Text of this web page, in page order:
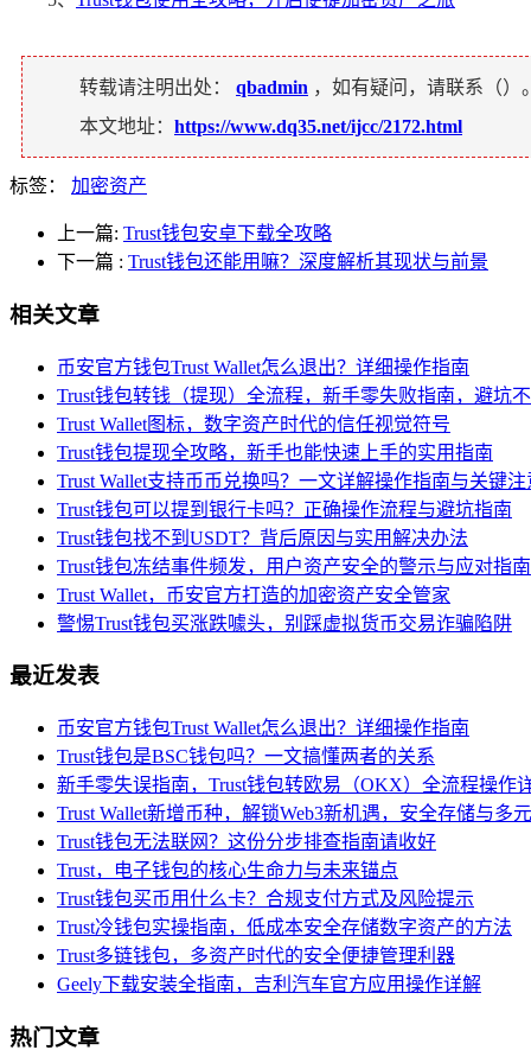
转载请注明出处： qbadmin ，如有疑问，请联系（）。
本文地址： https://www.dq35.net/ijcc/2172.html
标签： 加密资产
上一篇: Trust钱包安卓下载全攻略
下一篇 : Trust钱包还能用嘛？深度解析其现状与前景
相关文章
币安官方钱包Trust Wallet怎么退出？详细操作指南
Trust钱包转钱（提现）全流程，新手零失败指南，避坑
Trust Wallet图标，数字资产时代的信任视觉符号
Trust钱包提现全攻略，新手也能快速上手的实用指南
Trust Wallet支持币币兑换吗？一文详解操作指南与关键注
Trust钱包可以提到银行卡吗？正确操作流程与避坑指南
Trust钱包找不到USDT？背后原因与实用解决办法
Trust钱包冻结事件频发，用户资产安全的警示与应对指南
Trust Wallet，币安官方打造的加密资产安全管家
警惕Trust钱包买涨跌噱头，别踩虚拟货币交易诈骗陷阱
最近发表
币安官方钱包Trust Wallet怎么退出？详细操作指南
Trust钱包是BSC钱包吗？一文搞懂两者的关系
新手零失误指南，Trust钱包转欧易（OKX）全流程操作
Trust Wallet新增币种，解锁Web3新机遇，安全存储与多
Trust钱包无法联网？这份分步排查指南请收好
Trust，电子钱包的核心生命力与未来锚点
Trust钱包买币用什么卡？合规支付方式及风险提示
Trust冷钱包实操指南，低成本安全存储数字资产的方法
Trust多链钱包，多资产时代的安全便捷管理利器
Geely下载安装全指南，吉利汽车官方应用操作详解
热门文章